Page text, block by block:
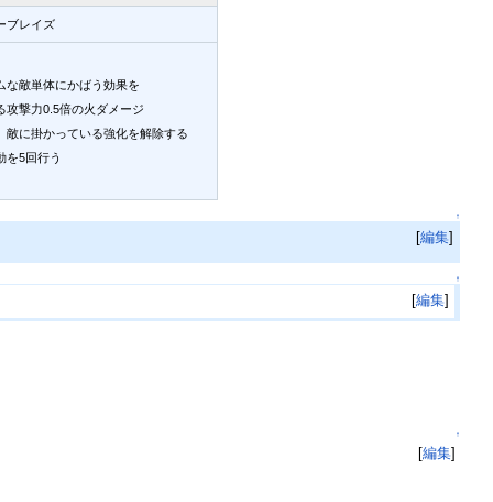
ブレイズ
な敵単体にかばう効果を
攻撃力0.5倍の火ダメージ
敵に掛かっている強化を解除する
を5回行う
↑
[編集]
↑
[編集]
↑
[編集]